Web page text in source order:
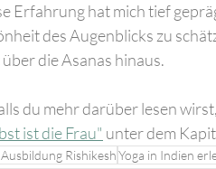
Erfahrung hat mich tief
des Augenblicks zu
die Asanas hinaus.
du mehr darüber lesen
ist die Frau" unter dem
RishikeshYoga in Indien